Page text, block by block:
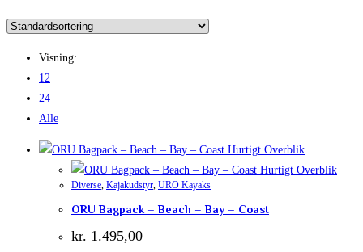
Visning:
12
24
Alle
Hurtigt Overblik
Hurtigt Overblik
Diverse, Kajakudstyr, URO Kayaks
ORU Bagpack – Beach – Bay – Coast
kr. 1.495,00